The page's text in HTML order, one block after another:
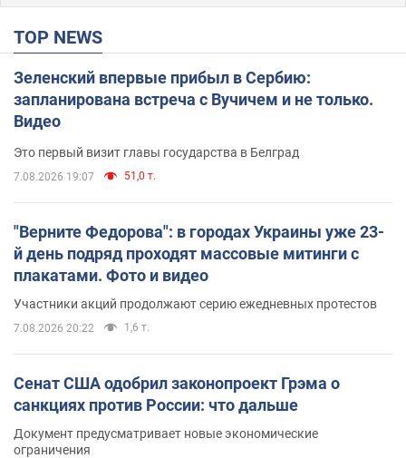
TOP NEWS
Зеленский впервые прибыл в Сербию:
запланирована встреча с Вучичем и не только.
Видео
Это первый визит главы государства в Белград
7.08.2026 19:07 51,0 т.
"Верните Федорова": в городах Украины уже 23-
й день подряд проходят массовые митинги с
плакатами. Фото и видео
Участники акций продолжают серию ежедневных протестов
7.08.2026 20:22 1,6 т.
Сенат США одобрил законопроект Грэма о
санкциях против России: что дальше
Документ предусматривает новые экономические
ограничения